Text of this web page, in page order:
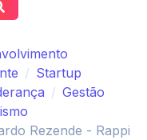
Startup
Gestão
Rezende - Rappi